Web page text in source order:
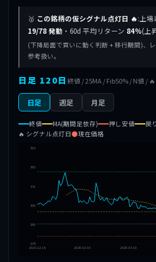
🥈 この銘柄の仮シグナル点灯日 🔥:上場
19/78 発動 ・60d 平均リターン 84%(上
(下降局面で買いに動く判断 + 移行期間)、
参考扱い。
日足 120日終値 / 25MA / Fib50% / N値 /
日足 週足 月足
終値 MA(期間足依存) 押し安値 戻
🔥 シグナル点灯日●現在価格
393
362
331
300
269
238
2025-12-18
2026-02-03 2026-03-19